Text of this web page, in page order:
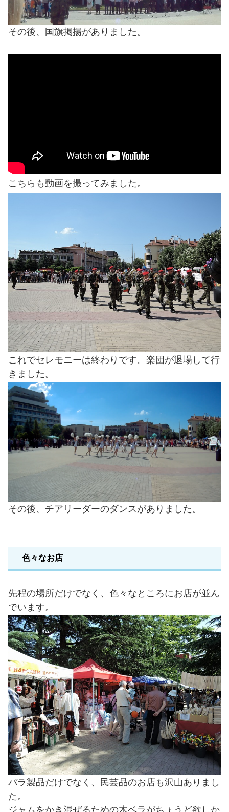
その後、国旗掲揚がありました。
こちらも動画を撮ってみました。
これでセレモニーは終わりです。楽団が退場して行
きました。
その後、チアリーダーのダンスがありました。
色々なお店
先程の場所だけでなく、色々なところにお店が並ん
でいます。
バラ製品だけでなく、民芸品のお店も沢山ありまし
た。